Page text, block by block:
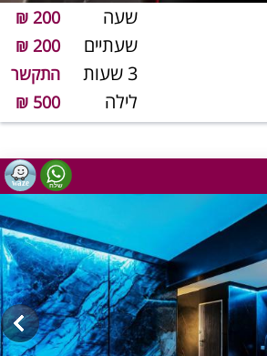
שעה 200 ₪
שעתיים 200 ₪
3 שעות התקשר
לילה 500 ₪